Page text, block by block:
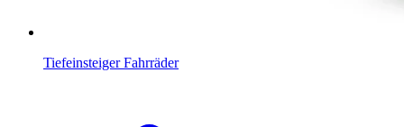
Tiefeinsteiger Fahrräder